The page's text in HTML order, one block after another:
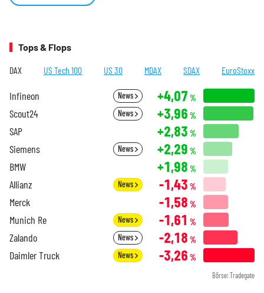
Tops & Flops
DAX US Tech 100 US 30 MDAX SDAX EuroStoxx
Infineon News +4,07 %
Scout24 News +3,96 %
SAP +2,83 %
Siemens News +2,29 %
BMW +1,98 %
Allianz News -1,43 %
Merck -1,58 %
Munich Re News -1,61 %
Zalando News -2,18 %
Daimler Truck News -3,26 %
Börse: Tradegate